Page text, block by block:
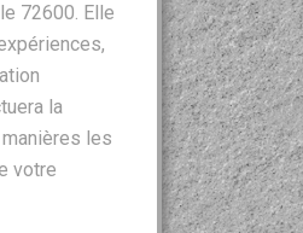
72600. Elle
la
les
votre